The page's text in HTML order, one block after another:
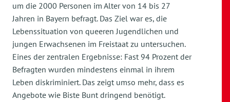
um die 2000 Personen im Alter von 14 bis 27
Jahren in Bayern befragt. Das Ziel war es, die
Lebenssituation von queeren Jugendlichen und
jungen Erwachsenen im Freistaat zu untersuchen.
Eines der zentralen Ergebnisse: Fast 94 Prozent der
Befragten wurden mindestens einmal in ihrem
Leben diskriminiert. Das zeigt umso mehr, dass es
Angebote wie Biste Bunt dringend benötigt.